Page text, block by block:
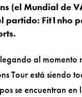
(el Mundial de
partido: Fit1nho
al
Tour está siendo
se encuentran en